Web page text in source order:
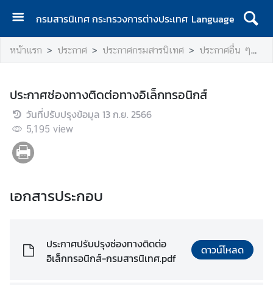
กรมสารนิเทศ กระทรวงการต่างประเทศ Language
ห
น้
ร
ก
เ
กี่
กั
ร
ม
หน้าแรก ประกาศ ประกาศกรมสารนิเทศ ประกาศอื่น ๆ
ประกาศช่องทางติดต่อทางอิเล็กทรอนิกส์
วันที่ปรับปรุงข้อมูล 13 ก.ย. 2566
5,195 view
เอกสารประกอบ
ประกาศปรับปรุงช่องทางติดต่อ
อิเล็กทรอนิกส์-กรมสารนิเทศ.pdf
ดาวน์โหลด